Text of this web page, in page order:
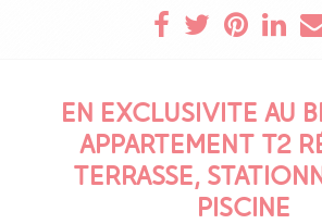
EN EXCLUSIVITE AU
APPARTEMENT T2
TERRASSE,
PISCINE